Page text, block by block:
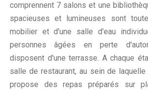
comprennent 7 salons et une
spacieuses et lumineuses sont
mobilier et d'une salle d'eau
personnes âgées en perte
disposent d'une terrasse. A chaque
salle de restaurant, au sein de
propose des repas préparés sur